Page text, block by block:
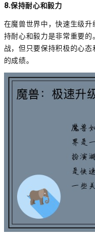
8.保持耐心和毅力
在魔兽世界中，快速生级
持耐心和毅力是非常重要
战，但只要保持积极的心
的成绩。